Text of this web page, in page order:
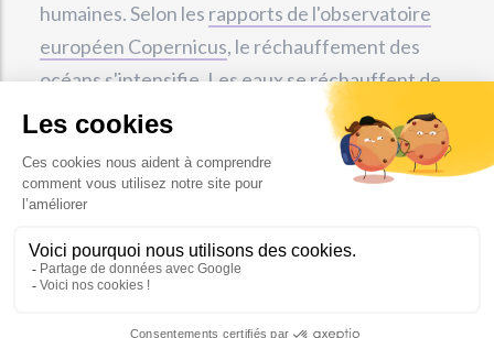
humaines. Selon les rapports de l'observatoire
européen Copernicus, le réchauffement des
océans s'intensifie.Les eaux se réchauffentde
1,05 watt par mètre carré depuis 2005, contre
seulement 0,58 watt par mètre carré dans les
décennies précédentes.
marins et exacerbe les phénomènes
météorologiques extrêmes tels que les